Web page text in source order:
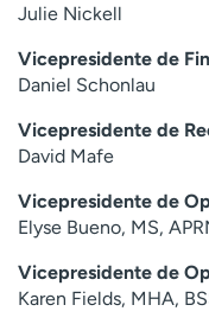
Julie Nickell
Vicepresidente de
Daniel Schonlau
Vicepresidente de
David Mafe
Vicepresidente de
Elyse Bueno, MS,
Vicepresidente de
Karen Fields, MHA,